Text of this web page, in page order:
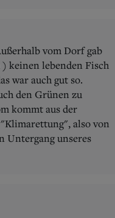
vom Dorf gab
keinen lebenden Fisch
war auch gut so.
den Grünen zu
kommt aus der
also von
Untergang unseres